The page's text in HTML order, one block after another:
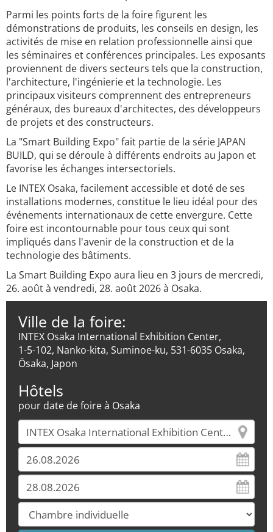
Parmi les points forts de la foire figurent les
démonstrations de produits, les conseils en design, les
activités de mise en relation professionnelle ainsi que
les séminaires et conférences principales. Les exposants
proviennent de divers secteurs tels que la construction,
l'architecture, l'ingénierie et la technologie. Les
principaux visiteurs comprennent des entrepreneurs
généraux, des bureaux d'architectes, des développeurs
de projets et des constructeurs.
La "Smart Building Expo" fait partie de la série JAPAN
BUILD, qui se déroule à différents endroits au Japon et
favorise les échanges intersectoriels.
Le INTEX Osaka, facilement accessible et doté de ses
installations modernes, constitue le lieu idéal pour des
événements internationaux de cette envergure. Cette
foire est incontournable pour tous ceux qui sont
impliqués dans l'avenir de la construction et de la
technologie des bâtiments.
La Smart Building Expo aura lieu en 3 jours de mercredi,
26. août à vendredi, 28. août 2026 à Osaka.
Ville de la foire:
INTEX Osaka International Exhibition Center,
1-5-102, Nanko-kita, Suminoe-ku, 531-6035 Osaka,
Ōsaka, Japon
Hôtels
pour date de foire à Osaka